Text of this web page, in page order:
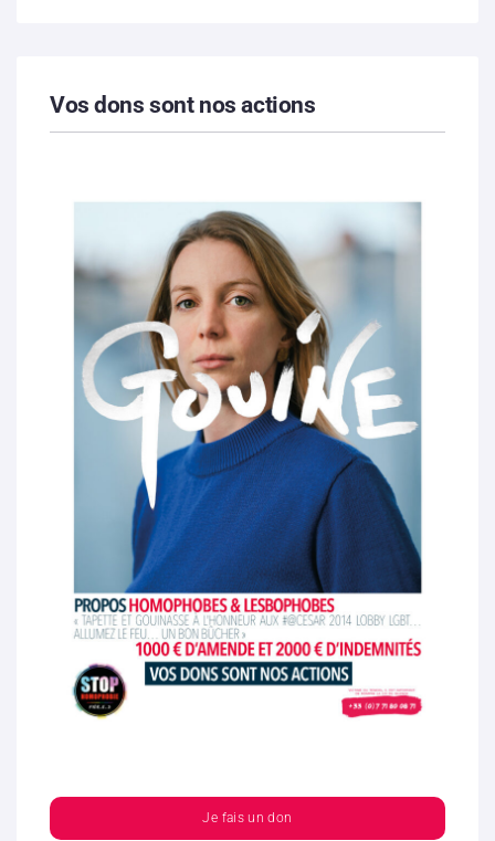
Vos dons sont nos actions
Je fais un don